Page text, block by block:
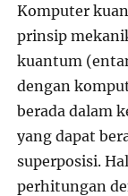
Komputer
prinsip
kuantum
dengan
berada dalam
yang dapat
superposisi.
perhitungan